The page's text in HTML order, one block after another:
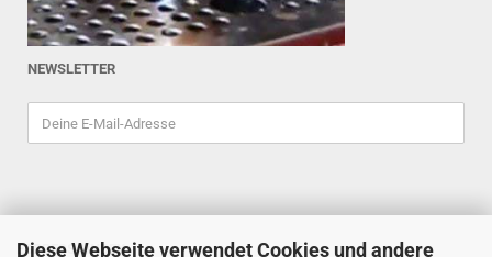
Diese Webseite verwendet Cookies und andere
NEWSLETTER
ESPRESSOINDEX